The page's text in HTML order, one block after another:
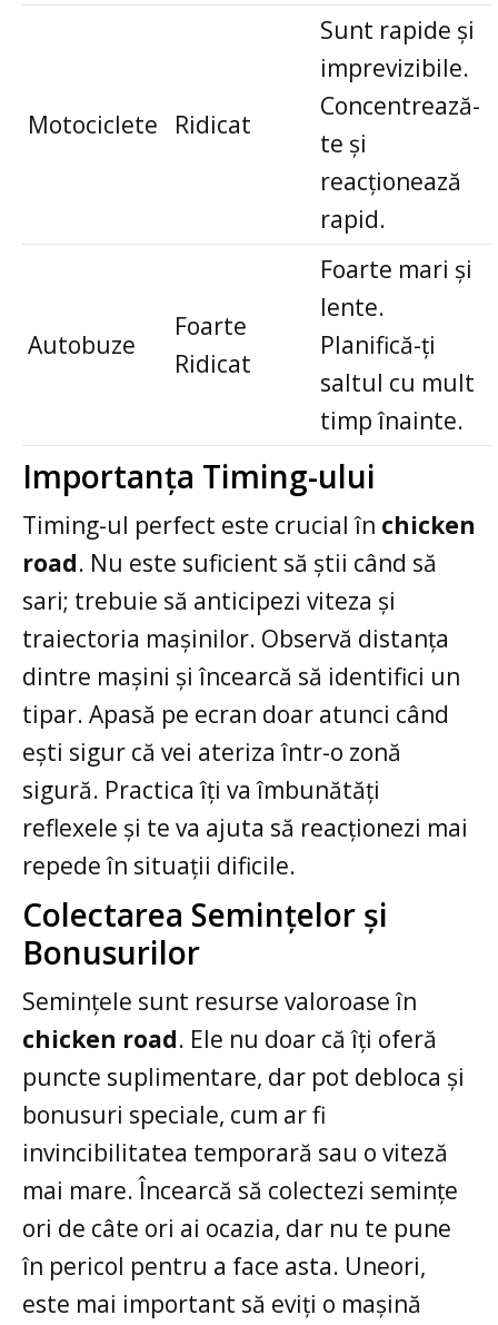
Motociclete Ridicat
Sunt rapide și
imprevizibile.
Concentrează-
te și
reacționează
rapid.
Autobuze
Foarte
Ridicat
Foarte mari și
lente.
Planifică-ți
saltul cu mult
timp înainte.
Importanța Timing-ului
Timing-ul perfect este crucial în chicken
road. Nu este suficient să știi când să
sari; trebuie să anticipezi viteza și
traiectoria mașinilor. Observă distanța
dintre mașini și încearcă să identifici un
tipar. Apasă pe ecran doar atunci când
ești sigur că vei ateriza într-o zonă
sigură. Practica îți va îmbunătăți
reflexele și te va ajuta să reacționezi mai
repede în situații dificile.
Colectarea Semințelor și
Bonusurilor
Semințele sunt resurse valoroase în
chicken road. Ele nu doar că îți oferă
puncte suplimentare, dar pot debloca și
bonusuri speciale, cum ar fi
invincibilitatea temporară sau o viteză
mai mare. Încearcă să colectezi semințe
ori de câte ori ai ocazia, dar nu te pune
în pericol pentru a face asta. Uneori,
este mai important să eviți o mașină